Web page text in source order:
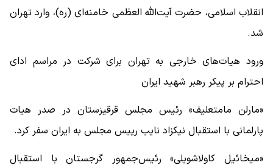
انقلاب اسلامی، حضرت آیت‌الله العظمی خامنه‌ای (ره)، وارد تهران
شد.
ورود هیات‌های خارجی به تهران برای شرکت در مراسم ادای
احترام بر پیکر رهبر شهید ایران
«مارلن مامتعلیف» رئیس مجلس قرقیزستان در صدر هیات
پارلمانی با استقبال نیکزاد نایب رییس مجلس به ایران سفر کرد.
«میخائیل کاولاشویلی» رئیس‌جمهور گرجستان با استقبال